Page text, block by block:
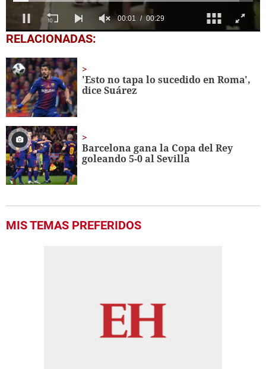
0
seconds
29
seconds
RELACIONADAS:
'Esto no tapa lo sucedido en Roma',
dice Suárez
Barcelona gana la Copa del Rey
goleando 5-0 al Sevilla
MIS TEMAS PREFERIDOS